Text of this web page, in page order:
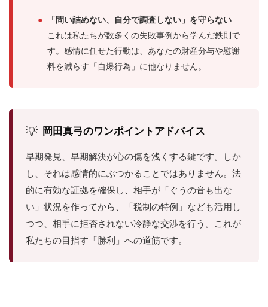
●
「問い詰めない、自分で調査しない」を守らない
これは私たちが数多くの失敗事例から学んだ鉄則で
す。感情に任せた行動は、あなたの財産分与や慰謝
料を減らす「自爆行為」に他なりません。
💡 岡田真弓のワンポイントアドバイス
早期発見、早期解決が心の傷を浅くする鍵です。しか
し、それは感情的にぶつかることではありません。法
的に有効な証拠を確保し、相手が「ぐうの音も出な
い」状況を作ってから、「税制の特例」なども活用し
つつ、相手に拒否されない冷静な交渉を行う。これが
私たちの目指す「勝利」への道筋です。